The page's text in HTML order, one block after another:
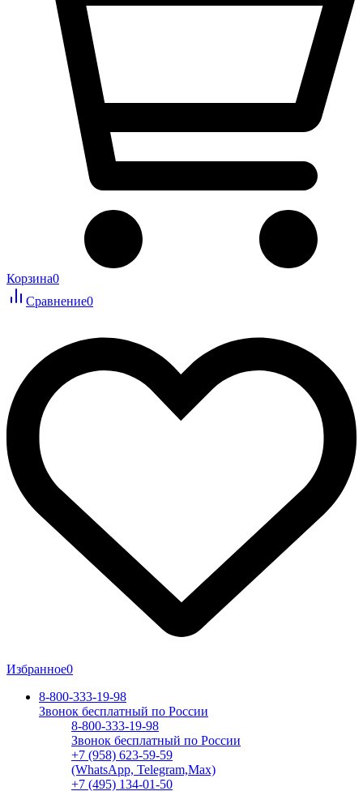
Корзина0
Сравнение0
Избранное0
8-800-333-19-98
Звонок бесплатный по России
8-800-333-19-98
Звонок бесплатный по России
+7 (958) 623-59-59
(WhatsApp, Telegram,Max)
+7 (495) 134-01-50